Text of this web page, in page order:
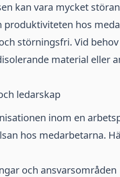
kan vara mycket
hos
störningsfri. Vid
material eller
ledarskap
inom en
hos medarbetarna.
och ansvarsområden